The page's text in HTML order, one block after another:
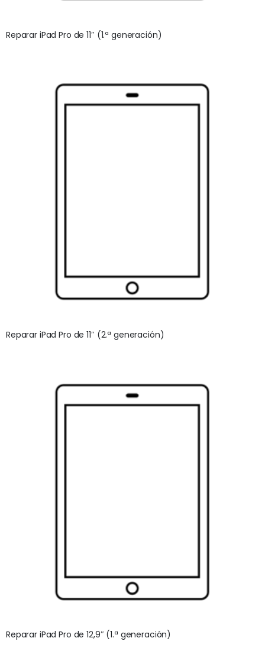
Reparar iPad Pro de 11″ (1.ª generación)
Reparar iPad Pro de 11″ (2.ª generación)
Reparar iPad Pro de 12,9″ (1.ª generación)